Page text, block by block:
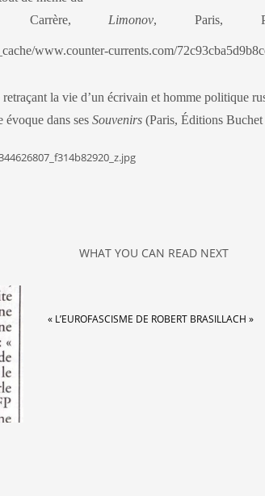
Carrère, Limonov, Paris,
la vie d’un écrivain et homme politique
dans ses Souvenirs (Paris, Éditions
WHAT YOU CAN READ NEXT
« L’EUROFASCISME DE ROBERT BRASILLACH »